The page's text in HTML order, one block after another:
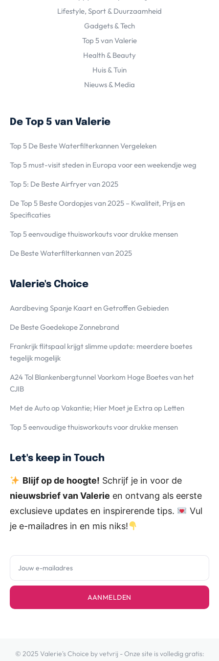
Lifestyle, Sport & Duurzaamheid
Gadgets & Tech
Top 5 van Valerie
Health & Beauty
Huis & Tuin
Nieuws & Media
De Top 5 van Valerie
Top 5 De Beste Waterfilterkannen Vergeleken
Top 5 must-visit steden in Europa voor een weekendje weg
Top 5: De Beste Airfryer van 2025
De Top 5 Beste Oordopjes van 2025 – Kwaliteit, Prijs en
Specificaties
Top 5 eenvoudige thuisworkouts voor drukke mensen
De Beste Waterfilterkannen van 2025
Valerie's Choice
Aardbeving Spanje Kaart en Getroffen Gebieden
De Beste Goedekope Zonnebrand
Frankrijk flitspaal krijgt slimme update: meerdere boetes
tegelijk mogelijk
A24 Tol Blankenbergtunnel Voorkom Hoge Boetes van het
CJIB
Met de Auto op Vakantie; Hier Moet je Extra op Letten
Top 5 eenvoudige thuisworkouts voor drukke mensen
Let's keep in Touch
Blijf op de hoogte! Schrijf je in voor de
nieuwsbrief van Valerie en ontvang als eerste
exclusieve updates en inspirerende tips.
Vul
je e-mailadres in en mis niks!
AANMELDEN
© 2025 Valerie's Choice by vetvrij - Onze site is volledig gratis: